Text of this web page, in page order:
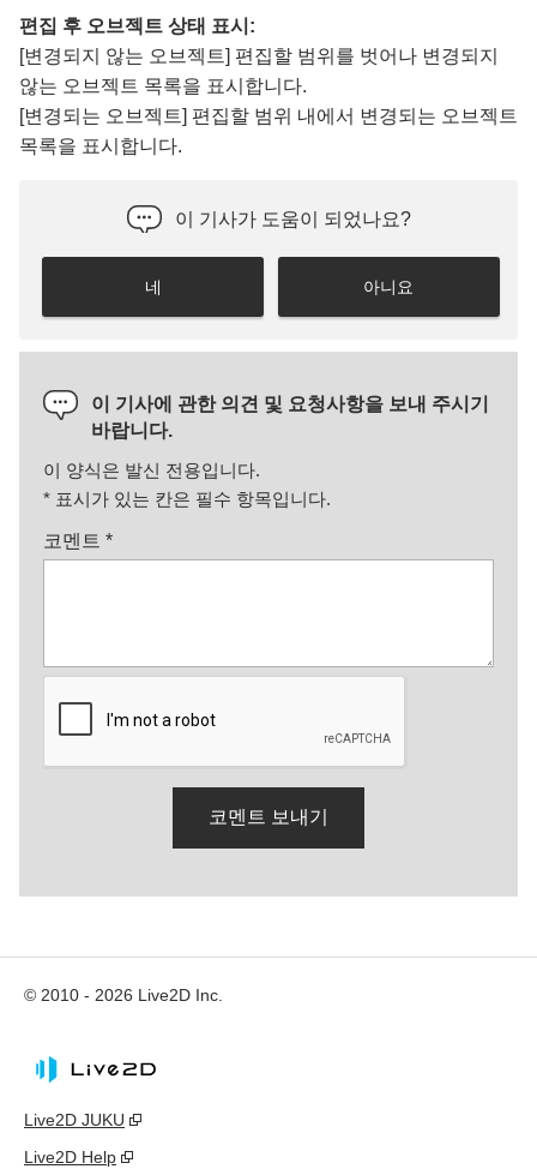
편집 후 오브젝트 상태 표시:
[변경되지 않는 오브젝트] 편집할 범위를 벗어나 변경되지
않는 오브젝트 목록을 표시합니다.
[변경되는 오브젝트] 편집할 범위 내에서 변경되는 오브젝트
목록을 표시합니다.
이 기사가 도움이 되었나요?
네 아니요
이 기사에 관한 의견 및 요청사항을 보내 주시기
바랍니다.
이 양식은 발신 전용입니다.
* 표시가 있는 칸은 필수 항목입니다.
코멘트 *
© 2010 - 2026 Live2D Inc.
Live2D JUKU
Live2D Help